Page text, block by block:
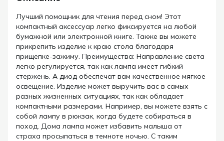
Лучший помощник для чтения перед сном! Этот
компактный аксессуар легко фиксируется на любой
бумажной или электронной книге. Также вы можете
прикрепить изделие к краю стола благодаря
прищепке-зажиму. Преимущества: Направление света
легко регулируется, так как лампа имеет гибкий
стержень. А диод обеспечат вам качественное мягкое
освещение. Изделие может выручить вас в самых
разных жизненных ситуациях, так как обладает
компактными размерами. Например, вы можете взять с
собой лампу в рюкзак, когда будете собираться в
поход. Дома лампа может избавить малыша от
страха просыпаться в темноте ночью. С таким